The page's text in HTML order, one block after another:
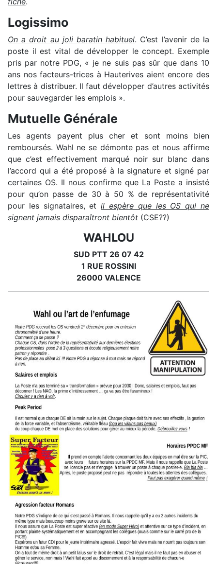
Logissimo
On a droit au joli baratin habituel. C’est l’avenir de la
poste il est vital de développer le concept. Exemple
pris par notre PDG, « je ne suis pas sûr que dans 10
ans nos facteurs-trices à Hauterives aient encore des
lettres à distribuer. Il faut développer d’autres activités
pour sauvegarder les emplois ».
Mutuelle Générale
Les agents payent plus cher et sont moins bien
remboursés. Wahl ne se démonte pas et nous affirme
que c’est effectivement marqué noir sur blanc dans
l’accord qui a été proposé à la signature et signé par
certaines OS. Il nous confirme que La Poste a insisté
pour qu’on passe de 30 à 50 % de représentativité
pour les signataires, etil espère que les OS qui ne
signent jamais disparaîtront bientôt (CSE??)
WAHLOU
SUD PTT 26 07 42
1 RUE ROSSINI
26000 VALENCE